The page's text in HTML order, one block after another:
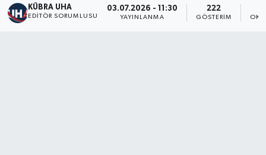
KÜBRA UHA
EDİTÖR SORUMLUSU
03.07.2026 - 11:30
YAYINLANMA
222
GÖSTERIM